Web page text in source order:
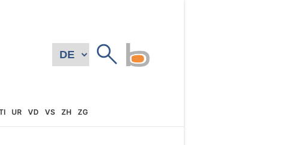
UR VD VS ZH ZG